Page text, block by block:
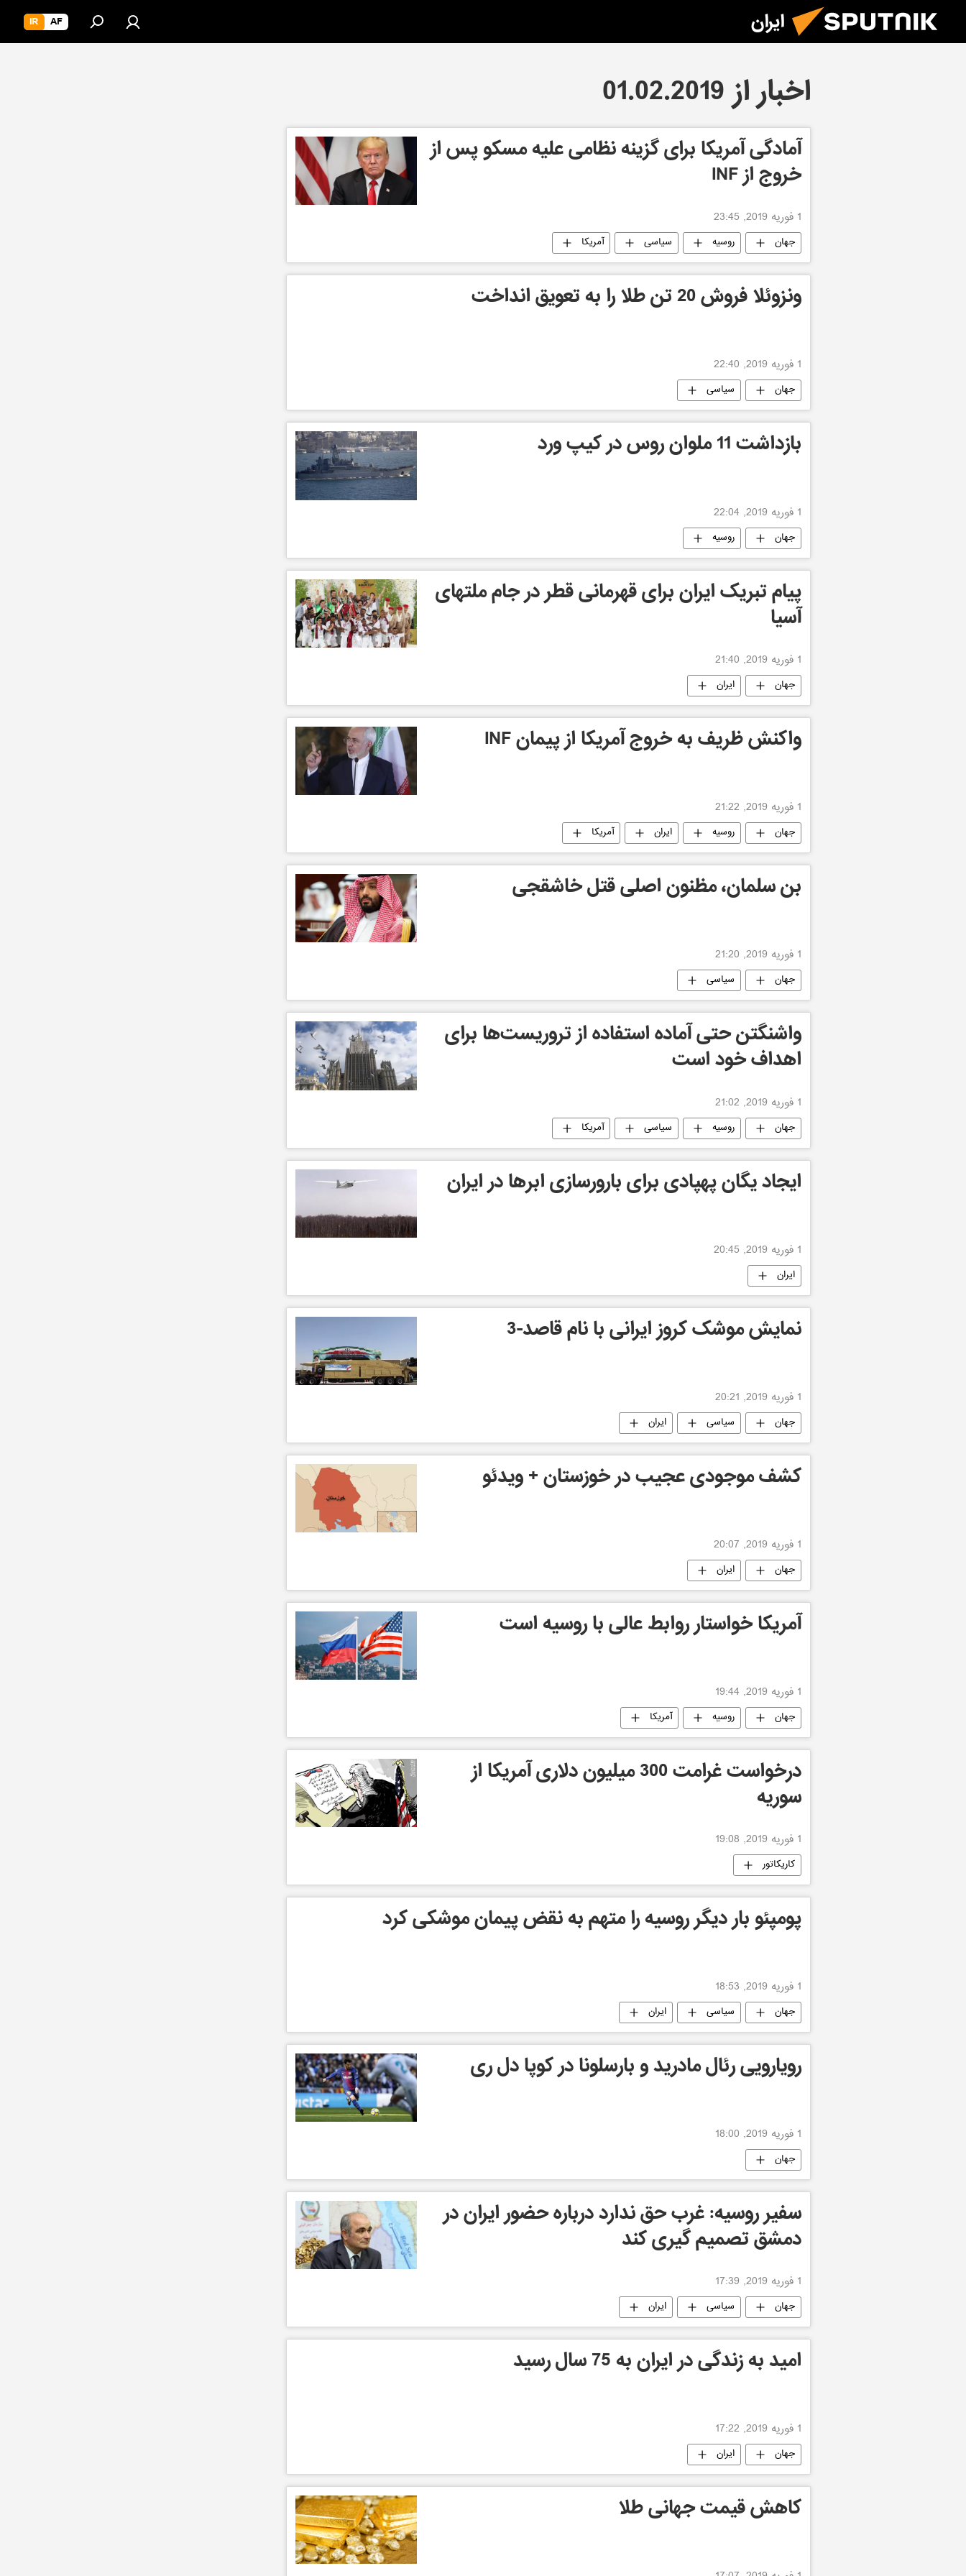
ایران AF
IR
اخبار از 01.02.2019
آمادگى آمريكا براى گزينه نظامى عليه مسكو پس از
خروج از INF
1 فوریه 2019, 23:45
جهان روسیه سیاسی آمریکا
ونزوئلا فروش 20 تن طلا را به تعویق انداخت
1 فوریه 2019, 22:40
جهان سیاسی
بازداشت 11 ملوان روس در کیپ ورد
1 فوریه 2019, 22:04
جهان روسیه
پیام تبریک ایران برای قهرمانی قطر در جام ملتهای
آسیا
1 فوریه 2019, 21:40
جهان ایران
واکنش ظریف به خروج آمریکا از پیمان INF
1 فوریه 2019, 21:22
جهان روسیه ایران آمریکا
بن سلمان، مظنون اصلی قتل خاشقجی
1 فوریه 2019, 21:20
جهان سیاسی
واشنگتن حتی آماده استفاده از تروریست‌ها برای
اهداف خود است
1 فوریه 2019, 21:02
جهان روسیه سیاسی آمریکا
ایجاد یگان پهپادی برای بارورسازی ابرها در ایران
1 فوریه 2019, 20:45
ایران
نمایش موشک کروز ایرانی با نام قاصد-3
1 فوریه 2019, 20:21
جهان سیاسی ایران
کشف موجودی عجیب در خوزستان + ویدئو
1 فوریه 2019, 20:07
جهان ایران
آمریکا خواستار روابط عالی با روسیه است
1 فوریه 2019, 19:44
جهان روسیه آمریکا
درخواست غرامت 300 میلیون دلاری آمریکا از
سوریه
1 فوریه 2019, 19:08
کاریکاتور
پومپئو بار دیگر روسیه را متهم به نقض پیمان موشکی کرد
1 فوریه 2019, 18:53
جهان سیاسی ایران
رویارویی رئال مادرید و بارسلونا در کوپا دل ری
1 فوریه 2019, 18:00
جهان
سفیر روسیه: غرب حق ندارد درباره حضور ایران در
دمشق تصمیم گیری کند
1 فوریه 2019, 17:39
جهان سیاسی ایران
امید به زندگی در ایران به 75 سال رسید
1 فوریه 2019, 17:22
جهان ایران
کاهش قیمت جهانی طلا